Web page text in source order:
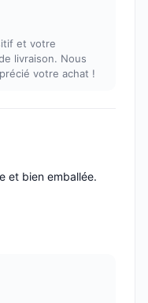
et votre
livraison. Nous
votre achat !
et bien emballée.